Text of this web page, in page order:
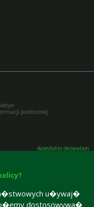
Accesibility declaration
u�ywaj�
dostosowywa�